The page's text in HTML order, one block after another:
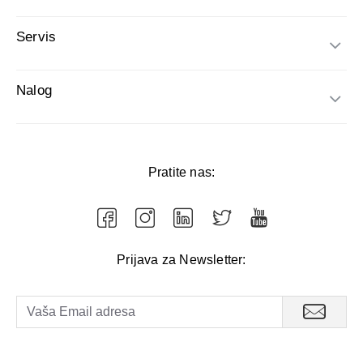
Servis
Nalog
Pratite nas:
Prijava za Newsletter: